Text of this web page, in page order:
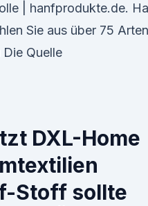
| hanfprodukte.de.
Sie aus über 75
Quelle
DXL-Home
Stoff sollte